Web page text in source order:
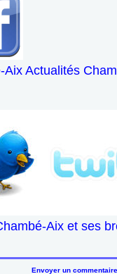
Aix Actualités
Aix et ses
Envoyer un